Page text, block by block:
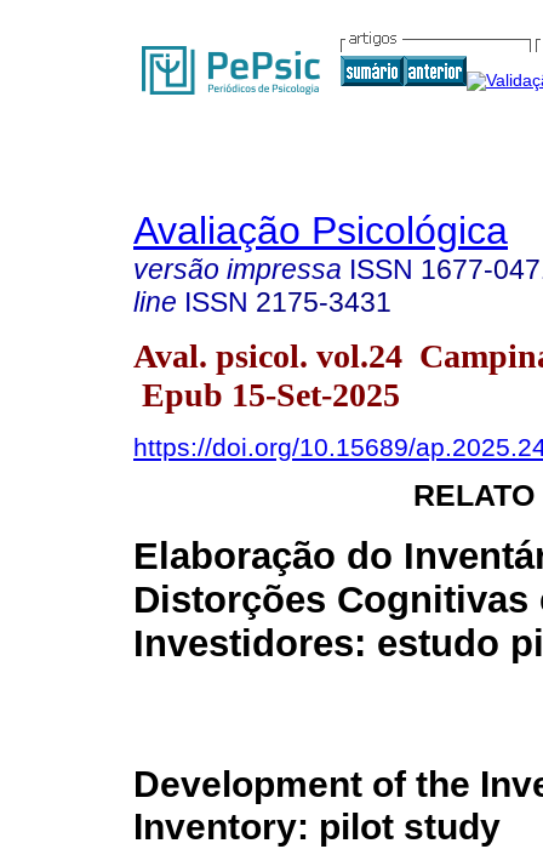
Avaliação Psicológica
versão impressa ISSN 1677-
line ISSN 2175-3431
Aval. psicol. vol.24
Epub 15-Set-2025
https://doi.org/10.15689/
Elaboração do
Distorções Cognitivas
Investidores: estudo
Development of the
Inventory: pilot study